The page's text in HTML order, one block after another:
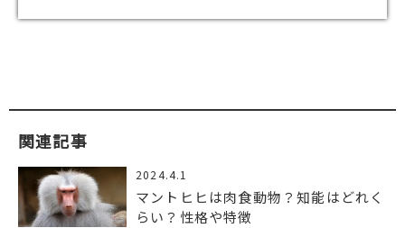
関連記事
2024.4.1
マントヒヒは肉食動物？知能はどれく
らい？性格や特徴